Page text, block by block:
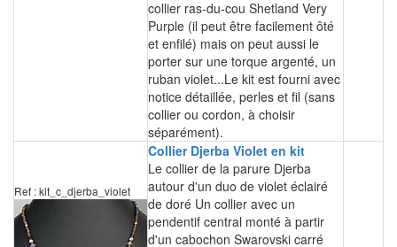
collier ras-du-cou Shetland Very
Purple (il peut être facilement ôté
et enfilé) mais on peut aussi le
porter sur une torque argenté, un
ruban violet...Le kit est fourni avec
notice détaillée, perles et fil (sans
collier ou cordon, à choisir
séparément).
Ref : kit_c_djerba_violet
Collier Djerba Violet en kit
Le collier de la parure Djerba
autour d'un duo de violet éclairé
de doré Un collier avec un
pendentif central monté à partir
d'un cabochon Swarovski carré